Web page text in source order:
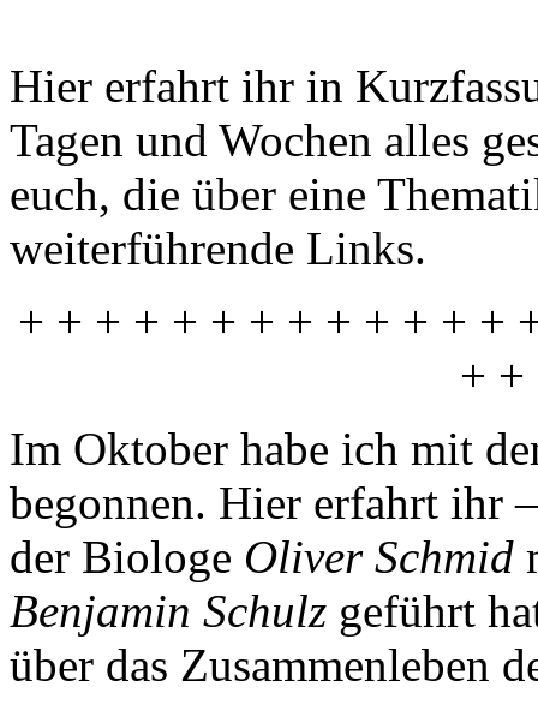
Hier erfahrt ihr in
Tagen und Wochen alles
euch, die über eine
weiterführende Links.
+ + + + + + + + + + + + +
+ +
Im Oktober habe ich mit
begonnen. Hier erfahrt ihr
der Biologe Oliver Schmid
Benjamin Schulz geführt
über das Zusammenleben